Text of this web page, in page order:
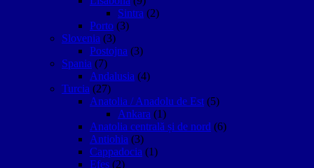
Sintra (2)
Porto (3)
Slovenia (3)
Postojna (3)
Spania (7)
Andalusia (4)
Turcia (27)
Anatolia / Anadolu de Est (5)
Ankara (1)
Anatolia centrală și de nord (6)
Antiohia (3)
Cappadocia (1)
Efes (2)